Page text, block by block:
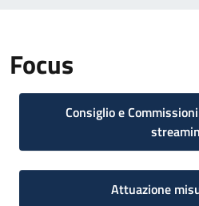
Focus
Consiglio e
Attuazione